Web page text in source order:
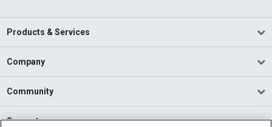
Products & Services
Company
Community
Support